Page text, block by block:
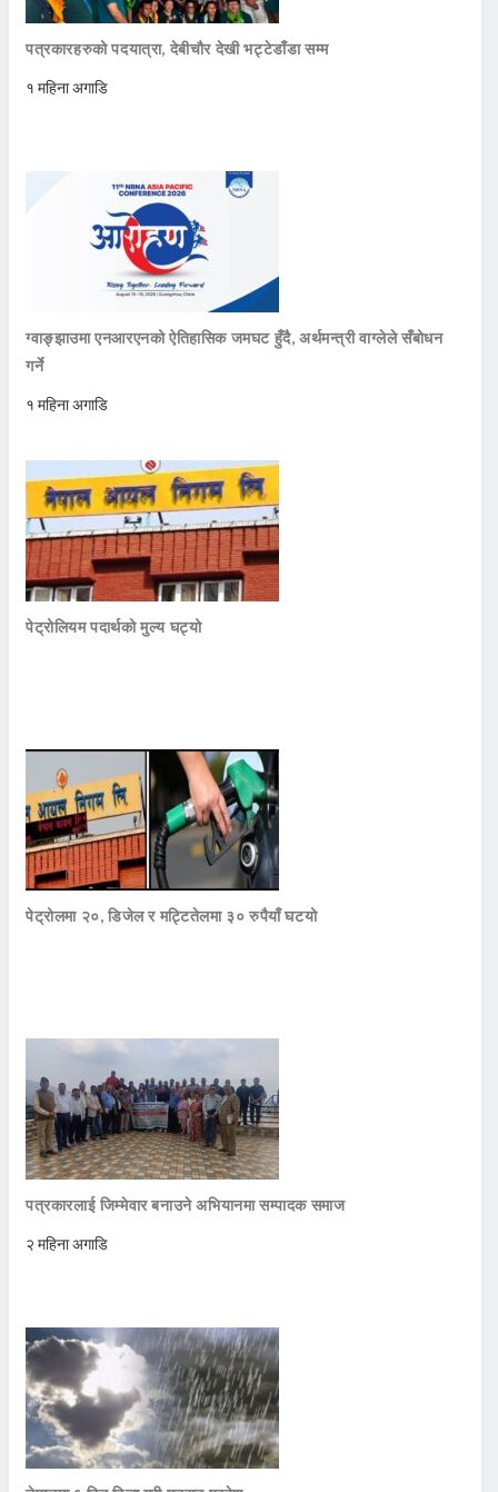
पत्रकारहरुको पदयात्रा, देबीचौर देखी भट्टेडाँडा सम्म
१ महिना अगाडि
ग्वाङ्झाउमा एनआरएनको ऐतिहासिक जमघट हुँदै, अर्थमन्त्री वाग्लेले सँबोधन
गर्ने
१ महिना अगाडि
पेट्रोलियम पदार्थको मुल्य घट्यो
पेट्रोलमा २०, डिजेल र मट्टितेलमा ३० रुपैयाँ घटयो
पत्रकारलाई जिम्मेवार बनाउने अभियानमा सम्पादक समाज
२ महिना अगाडि